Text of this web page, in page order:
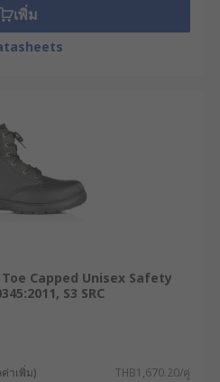
รมและร้านขายรองเท้า
ตี้ราคาถูกหลากหลาย
สามารถเลือกซื้อสินค้าที่
24 ชั่วโมงบนเว็บไซต์
ไทย หรือหากยังไม่แน่ใจ
เภทใดให้เหมาะกับงาน
นผลิตภัณฑ์ของเรา เพื่อ
ด้เลย
เพิ่ม
Toe Capped Unisex Safety
S3 SRC
าเพิ่ม) THB1,670.20/คู่